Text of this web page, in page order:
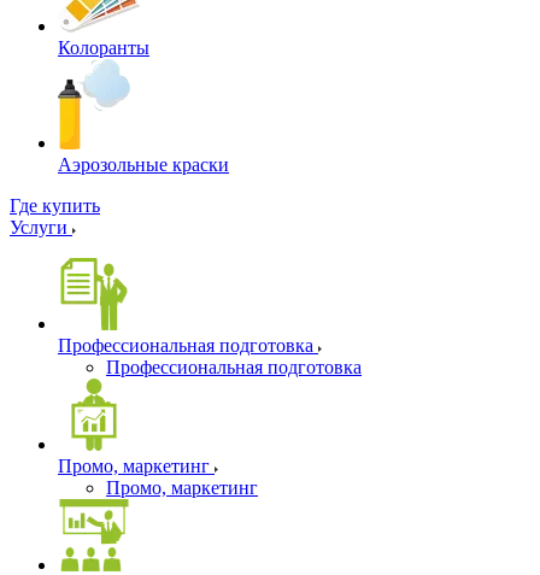
Колоранты
Аэрозольные краски
Где купить
Услуги
Профессиональная подготовка
Профессиональная подготовка
Промо, маркетинг
Промо, маркетинг